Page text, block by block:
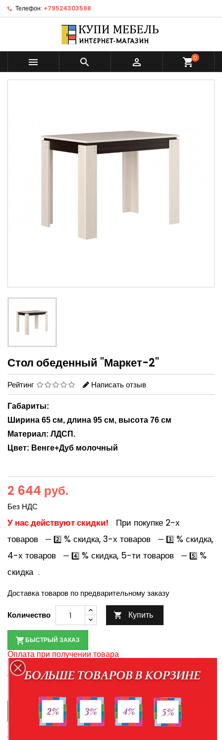
Телефон: +79524303598
   shopping_cart0
Стол обеденный "Маркет-2"
Рейтинг Написать отзыв
Габариты:
Ширина 65 см, длина 95 см, высота 76 см
Материал: ЛДСП.
Цвет: Венге+Дуб молочный
2 644 руб.
Без НДС
У нас действуют скидки!
При покупке 2-х
товаров
— 2️⃣ % скидка, 3-х товаров — 3️⃣ % скидка,
4-х товаров
— 4️⃣ % скидка, 5-ти товаров — 5️⃣ %
скидка .
Доставка товаров по предварительному заказу
Количество  Купить
БЫСТРЫЙ ЗАКАЗ
Оплата при получении товара
По наличию товара уточняйте у менеджеров по
телефонам:+7-952-430-35-98
 КУПИТЬ В КРЕДИТ